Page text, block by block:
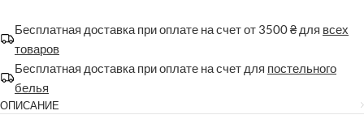
Бесплатная доставка при оплате на счет от 3500 ₴ для всех
товаров
Бесплатная доставка при оплате на счет для постельного
белья
ОПИСАНИЕ